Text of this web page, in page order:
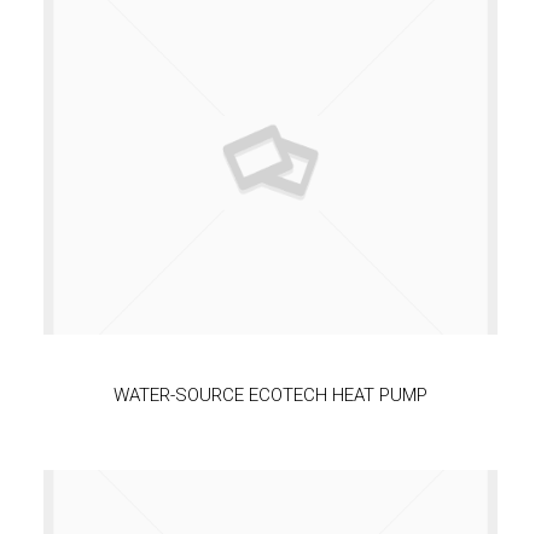
WATER-SOURCE ECOTECH HEAT PUMP